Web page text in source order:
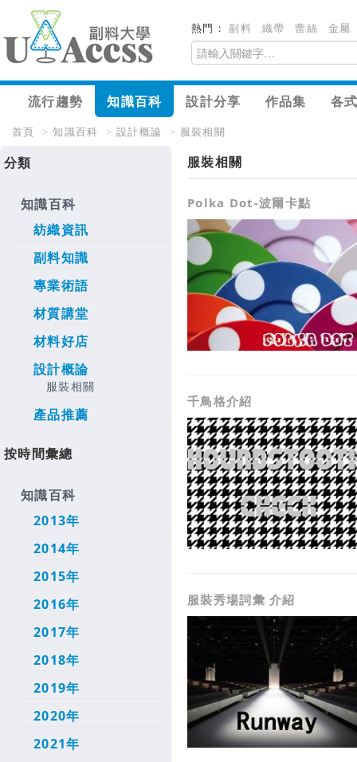
熱門：副料 織帶 蕾絲 金屬
流行趨勢 知識百科 設計分享 作品集 各
首頁 > 知識百科 > 設計概論 > 服裝相關
分類
知識百科
紡織資訊
副料知識
專業術語
材質講堂
材料好店
設計概論
服裝相關
產品推薦
按時間彙總
知識百科
2013年
2014年
2015年
2016年
2017年
2018年
2019年
2020年
2021年
服裝相關
Polka Dot-波爾卡點
千鳥格介紹
服裝秀場詞彙 介紹